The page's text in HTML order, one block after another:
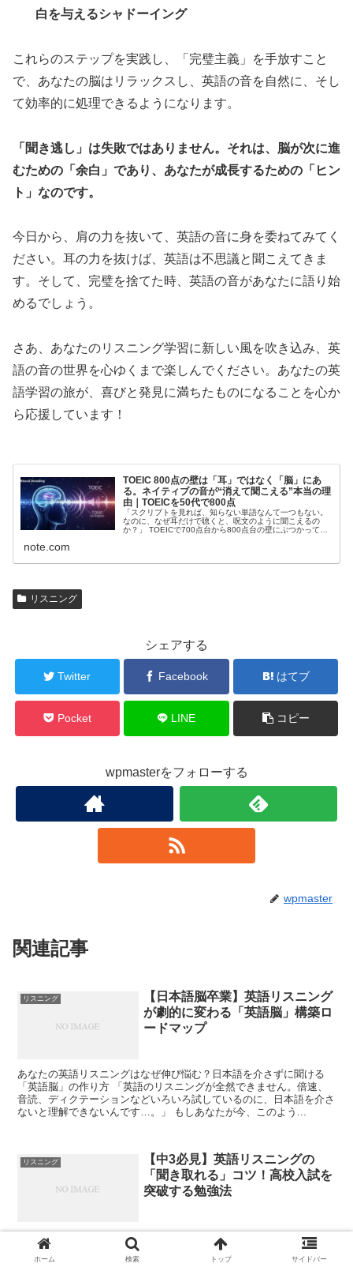
白を与えるシャドーイング
これらのステップを実践し、「完璧主義」を手放すこと
で、あなたの脳はリラックスし、英語の音を自然に、そし
て効率的に処理できるようになります。
「聞き逃し」は失敗ではありません。それは、脳が次に進
むための「余白」であり、あなたが成長するための「ヒン
ト」なのです。
今日から、肩の力を抜いて、英語の音に身を委ねてみてく
ださい。耳の力を抜けば、英語は不思議と聞こえてきま
す。そして、完璧を捨てた時、英語の音があなたに語り始
めるでしょう。
さあ、あなたのリスニング学習に新しい風を吹き込み、英
語の音の世界を心ゆくまで楽しんでください。あなたの英
語学習の旅が、喜びと発見に満ちたものになることを心か
ら応援しています！
TOEIC 800点の壁は「耳」ではなく「脳」にあ
る。ネイティブの音が“消えて聞こえる”本当の理
由｜TOEICを50代で800点
「スクリプトを見れば、知らない単語なんて一つもない。
なのに、なぜ耳だけで聴くと、呪文のように聞こえるの
か？」 TOEICで700点台から800点台の壁にぶつかってい
note.com
リスニング
シェアする
Twitter Facebook はてブ
Pocket LINE コピー
wpmasterをフォローする
wpmaster
関連記事
リスニング
【日本語脳卒業】英語リスニング
が劇的に変わる「英語脳」構築ロ
ードマップ
あなたの英語リスニングはなぜ伸び悩む？日本語を介さずに聞ける
「英語脳」の作り方 「英語のリスニングが全然できません。倍速、
音読、ディクテーションなどいろいろ試しているのに、日本語を介さ
ないと理解できないんです…。」 もしあなたが今、このよう...
リスニング
【中3必見】英語リスニングの
「聞き取れる」コツ！高校入試を
突破する勉強法
メタディスクリプション: 中3生の英語リスニングに特化した「聞け
る」コツを大公開！高校入試対策から日常学習まで、現役高校生が実
践した具体的な勉強法と心構えを徹底解説します。今日からあなたも
ホーム 検索 トップ サイドバー